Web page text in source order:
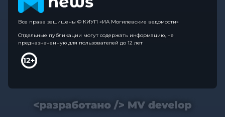
Все права защищены © КИУП «ИА Могилевские ведомости»
Отдельные публикации могут содержать информацию, не
предназначенную для пользователей до 12 лет